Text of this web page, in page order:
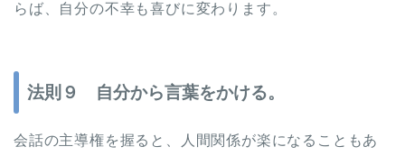
らば、自分の不幸も喜びに変わります。
法則９ 自分から言葉をかける。
会話の主導権を握ると、人間関係が楽になることもあ